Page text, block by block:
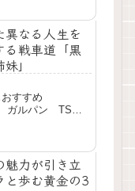
異なる人生を
る戦車道「黒
」
すすめ
ガルパン TS転
魅力が引き立
と歩む黄金の3